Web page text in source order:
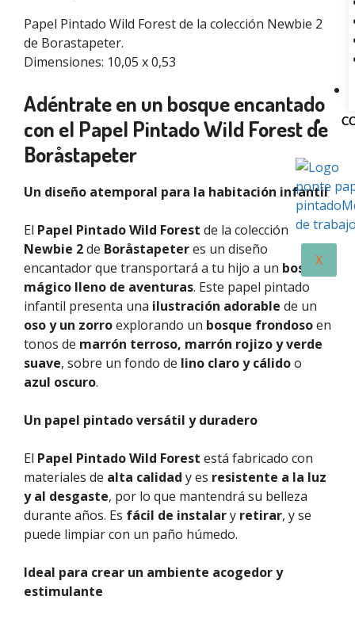
X
Papel Pintado Wild Forest de la colección Newbie 2
de Borastapeter.
Dimensiones: 10,05 x 0,53
Adéntrate en un bosque encantado
con el Papel Pintado Wild Forest de
Boråstapeter
Un diseño atemporal para la habitación infantil
El Papel Pintado Wild Forest de la colección
Newbie 2de Boråstapeteres un diseño
encantador que transportará a tu hijo a un bosque
mágico lleno de aventuras. Este papel pintado
infantil presenta una ilustración adorable de un
oso y un zorroexplorando un bosque frondosoen
tonos de marrón terroso, marrón rojizo y verde
suave, sobre un fondo de lino claro y cálidoo
azul oscuro.
Un papel pintado versátil y duradero
El Papel Pintado Wild Forest está fabricado con
materiales de alta calidad y es resistente a la luz
y al desgaste, por lo que mantendrá su belleza
durante años. Es fácil de instalary retirar, y se
puede limpiar con un paño húmedo.
Ideal para crear un ambiente acogedor y
estimulante